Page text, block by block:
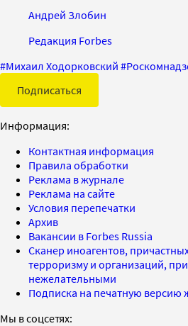
Андрей Злобин
Редакция Forbes
#Михаил Ходорковский #
Подписаться
Информация:
Контактная информация
Правила обработки
Реклама в журнале
Реклама на сайте
Условия перепечатки
Архив
Вакансии в Forbes Russia
Сканер иноагентов,
терроризму и организаций,
нежелательными
Подписка на печатную версию
Мы в соцсетях: